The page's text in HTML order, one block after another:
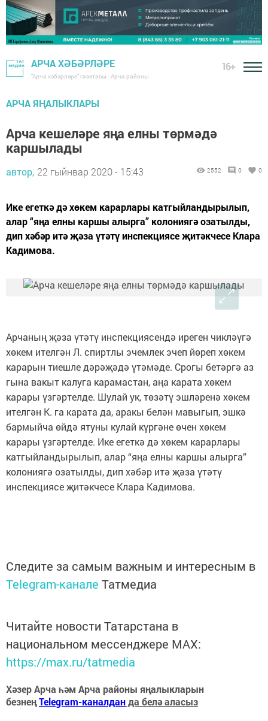
АРЧА ХӘБӘРЛӘРЕ
"Арча хәбәрләре" газетасы - Арча районы
16+
АРЧА ЯҢАЛЫКЛАРЫ
Арча кешеләре яңа елны төрмәдә
каршылады
автор, 22 гыйнвар 2020 - 15:43 2552 0 0
Ике егеткә дә хөкем карарлары катгыйландырылып,
алар “яңа елны каршы алырга” колониягә озатылды,
дип хәбәр итә җәза үтәтү инспекциясе җитәкчесе Клара
Кадимова.
Арчаның җәза үтәтү инспекциясендә иреген чикләүгә
хөкем ителгән Л. спиртлы эчемлек эчеп йөреп хөкем
карарын тиешле дәрәҗәдә үтәмәде. Срогы бетәргә аз
гына вакыт калуга карамастан, аңа карата хөкем
карары үзгәртелде. Шулай ук, төзәтү эшләренә хөкем
ителгән К. га карата да, аракы белән мавыгып, эшкә
бармыйча өйдә ятуны кулай күргәне өчен хөкем
карары үзгәртелде. Ике егеткә дә хөкем карарлары
катгыйландырылып, алар “яңа елны каршы алырга”
колониягә озатылды, дип хәбәр итә җәза үтәтү
инспекциясе җитәкчесе Клара Кадимова.
Следите за самым важным и интересным в
Telegram-канале Татмедиа
Читайте новости Татарстана в
национальном мессенджере MАХ:
https://max.ru/tatmedia
Хәзер Арча һәм Арча районы яңалыкларын
безнеңTelegram-каналданда белә аласыз